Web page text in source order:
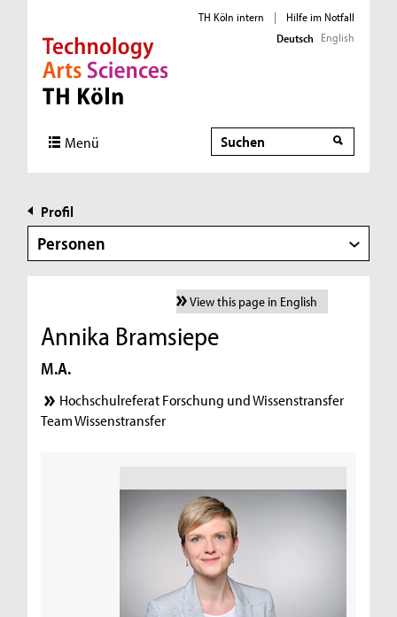
Direkt zur Hauptnavigation
Direkt zur Subnavigation
Direkt zum Inhalt
Direkt zum Fußbereich
TH Köln intern |
Hilfe im Notfall
Deutsch English
Menü Suche
Profil
Personen
View this page in English
Annika Bramsiepe
M.A.
Hochschulreferat Forschung und Wissenstransfer
Team Wissenstransfer